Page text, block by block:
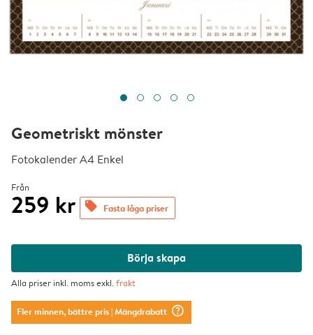
Geometriskt mönster
Fotokalender A4 Enkel
Från
259 kr offers Fasta låga priser
Börja skapa
Alla priser inkl. moms exkl.frakt
Fler minnen, bättre pris| Mängdrabatt question_mark_circle